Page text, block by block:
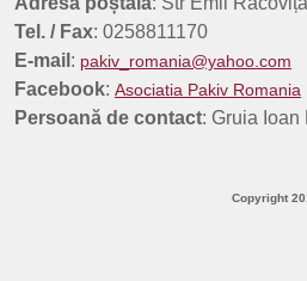
Tel. / Fax: 0258811170
E-mail : pakiv_romania@yahoo.com
Facebook: Asociatia Pakiv Romania
Persoană de contact: Gruia Ioan
Copyright